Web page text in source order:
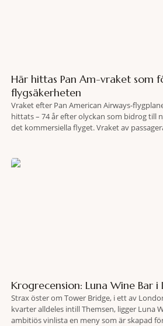
Här hittas Pan Am-vraket som
flygsäkerheten
Vraket efter Pan American Airways-
hittats – 74 år efter olyckan som bidrog till
det kommersiella flyget. Vraket av
lokaliserades den 2 juni i år med hjälp
Krogrecension: Luna Wine Bar i
Strax öster om Tower Bridge, i ett av
kvarter alldeles intill Themsen, ligger Luna
ambitiös vinlista en meny som är skapad